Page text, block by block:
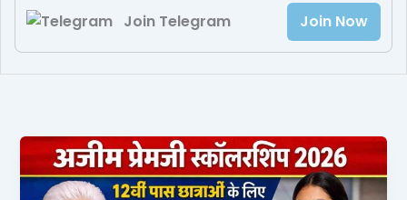
Join Telegram Join Now